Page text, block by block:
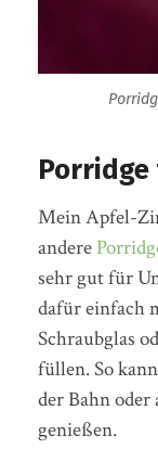
Mein Apfel-
andere
sehr gut für
dafür einfach
Schraubglas
füllen. So
der Bahn
genießen.